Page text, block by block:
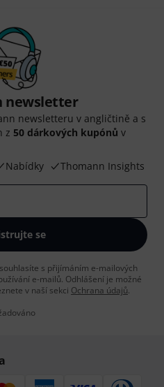
newsletter
newsletteru v angličtině a s
z 50 dárkových kupónů v
Nabídky Thomann Insights
se
s přijímáním e-mailových
e-mailů. Odhlášení je možné
v naší sekci Ochrana údajů.